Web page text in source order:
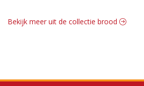
Bekijk meer uit de collectie brood